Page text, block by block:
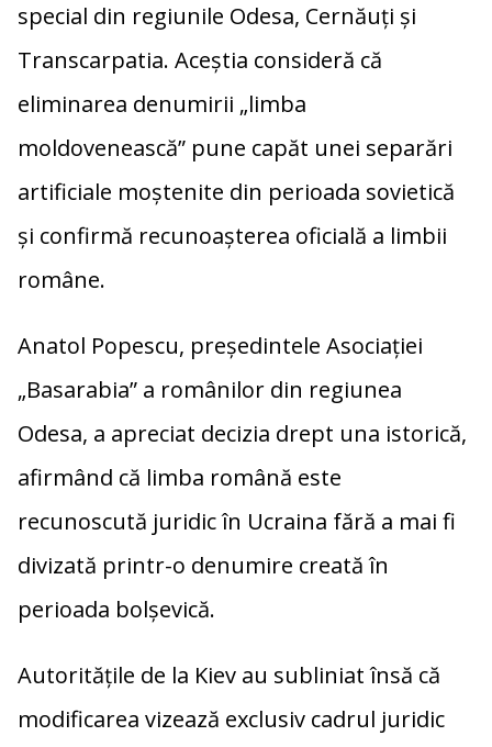
special din regiunile Odesa, Cernăuți și
Transcarpatia. Aceștia consideră că
eliminarea denumirii „limba
moldovenească” pune capăt unei separări
artificiale moștenite din perioada sovietică
și confirmă recunoașterea oficială a limbii
române.
Anatol Popescu, președintele Asociației
„Basarabia” a românilor din regiunea
Odesa, a apreciat decizia drept una istorică,
afirmând că limba română este
recunoscută juridic în Ucraina fără a mai fi
divizată printr-o denumire creată în
perioada bolșevică.
Autoritățile de la Kiev au subliniat însă că
modificarea vizează exclusiv cadrul juridic